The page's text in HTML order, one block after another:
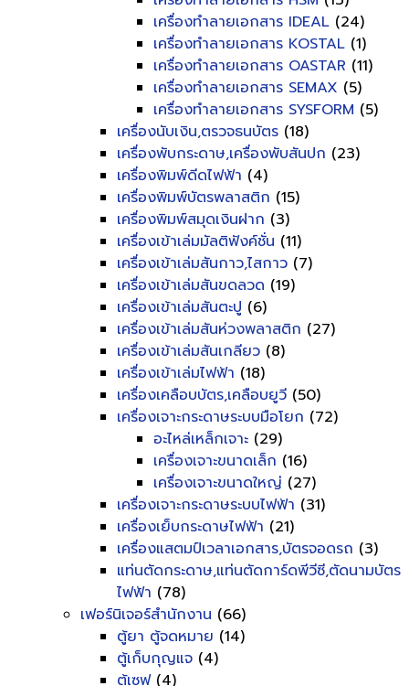
เครื่องทำลายเอกสาร IDEAL (24)
เครื่องทำลายเอกสาร KOSTAL (1)
เครื่องทำลายเอกสาร OASTAR (11)
เครื่องทำลายเอกสาร SEMAX (5)
เครื่องทำลายเอกสาร SYSFORM (5)
เครื่องนับเงิน,ตรวจธนบัตร (18)
เครื่องพับกระดาษ,เครื่องพับสันปก (23)
เครื่องพิมพ์ดีดไฟฟ้า (4)
เครื่องพิมพ์บัตรพลาสติก (15)
เครื่องพิมพ์สมุดเงินฝาก (3)
เครื่องเข้าเล่มมัลติฟังค์ชั่น (11)
เครื่องเข้าเล่มสันกาว,ไสกาว (7)
เครื่องเข้าเล่มสันขดลวด (19)
เครื่องเข้าเล่มสันตะปู (6)
เครื่องเข้าเล่มสันห่วงพลาสติก (27)
เครื่องเข้าเล่มสันเกลียว (8)
เครื่องเข้าเล่มไฟฟ้า (18)
เครื่องเคลือบบัตร,เคลือบยูวี (50)
เครื่องเจาะกระดาษระบบมือโยก (72)
อะไหล่เหล็กเจาะ (29)
เครื่องเจาะขนาดเล็ก (16)
เครื่องเจาะขนาดใหญ่ (27)
เครื่องเจาะกระดาษระบบไฟฟ้า (31)
เครื่องเย็บกระดาษไฟฟ้า (21)
เครื่องแสตมป์เวลาเอกสาร,บัตรจอดรถ (3)
แท่นตัดกระดาษ,แท่นตัดการ์ดพีวีซี,ตัดนามบัตร
ไฟฟ้า (78)
เฟอร์นิเจอร์สำนักงาน (66)
ตู้ยา ตู้จดหมาย (14)
ตู้เก็บกุญแจ (4)
ตู้เซฟ(4)